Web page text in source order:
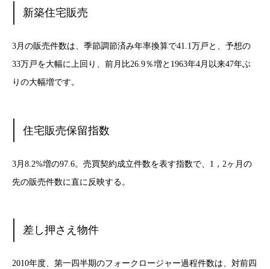
新築住宅販売
3月の販売件数は、季節調節済み年率換算で41.1万戸と、予想の
33万戸を大幅に上回り、前月比26.9％増と1963年4月以来47年ぶ
りの大幅増です。
住宅販売保留指数
3月8.2%増の97.6。売買契約成立件数を表す指数で、1，2ヶ月の
先の販売件数に直に反映する。
差し押さえ物件
2010年度、第一四半期のフォークロージャー過程件数は、対前四